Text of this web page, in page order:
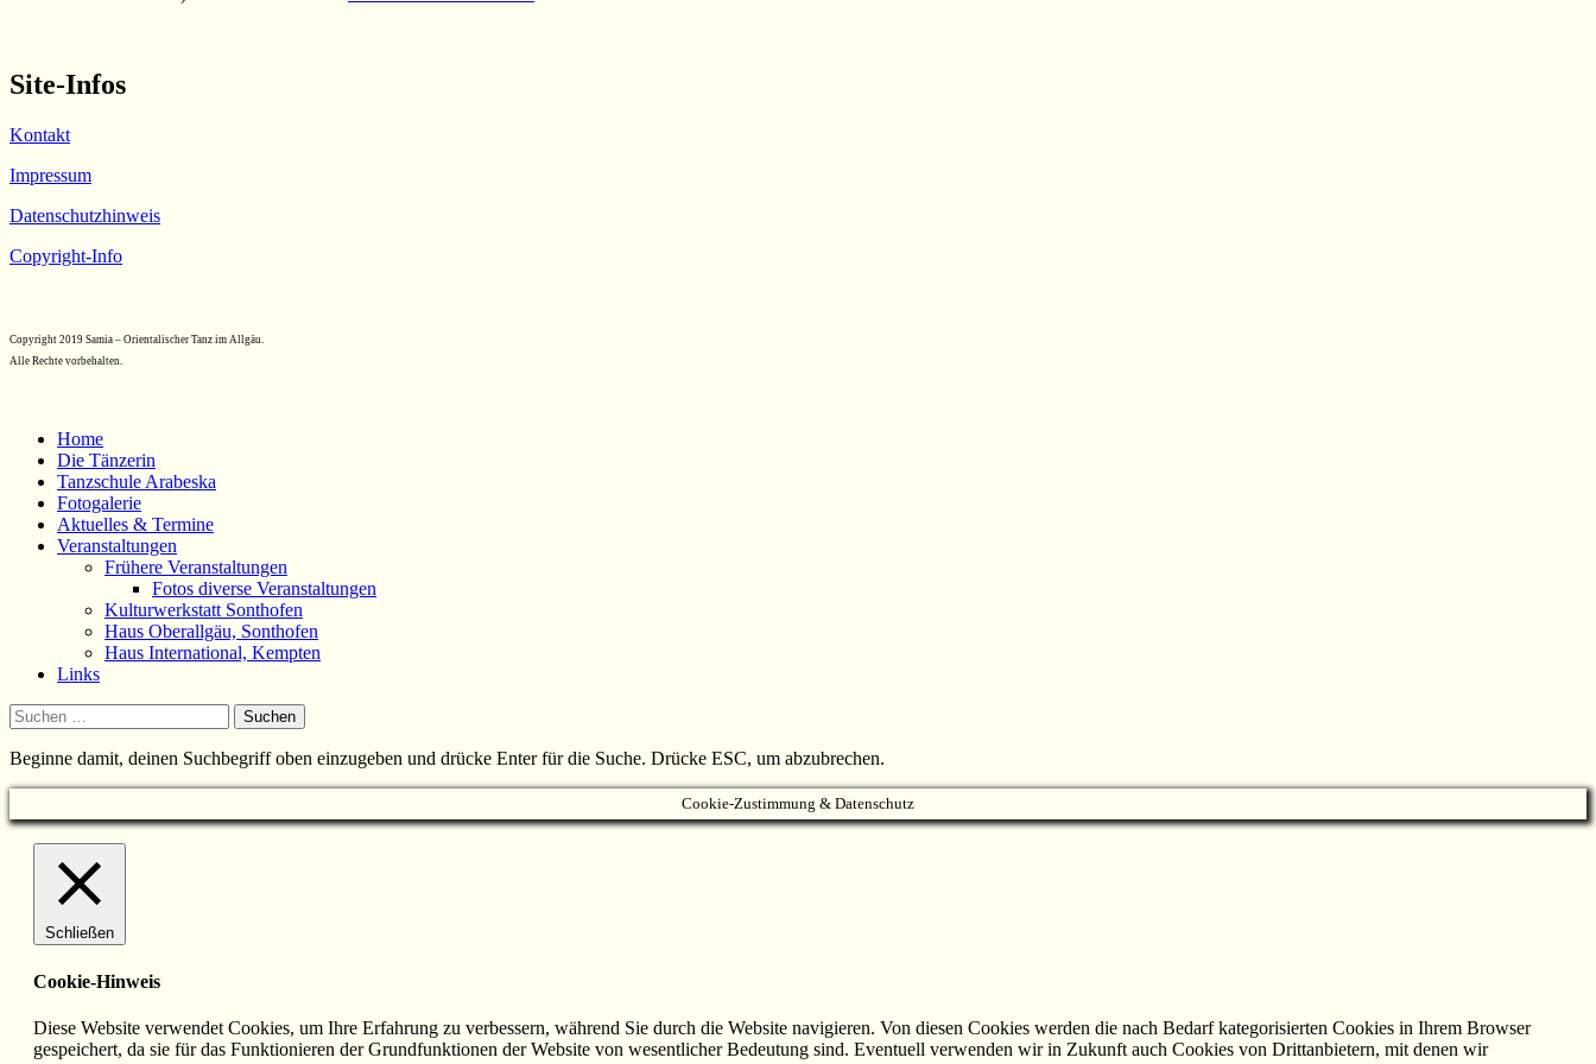
Site-Infos
Kontakt
Impressum
Datenschutzhinweis
Copyright-Info
Copyright 2019 Samia – Orientalischer Tanz im Allgäu.
Alle Rechte vorbehalten.
Home
Die Tänzerin
Tanzschule Arabeska
Fotogalerie
Aktuelles & Termine
Veranstaltungen
Frühere Veranstaltungen
Fotos diverse Veranstaltungen
Kulturwerkstatt Sonthofen
Haus Oberallgäu, Sonthofen
Haus International, Kempten
Links
Suchen
nach:
Beginne damit, deinen Suchbegriff oben einzugeben und drücke Enter für die Suche. Drücke ESC, um abzubrechen.
Cookie-Zustimmung & Datenschutz
Schließen
Cookie-Hinweis
Diese Website verwendet Cookies, um Ihre Erfahrung zu verbessern, während Sie durch die Website navigieren. Von diesen Cookies werden die nach Bedarf kategorisierten Cookies in Ihrem Browser
gespeichert, da sie für das Funktionieren der Grundfunktionen der Website von wesentlicher Bedeutung sind. Eventuell verwenden wir in Zukunft auch Cookies von Drittanbietern, mit denen wir